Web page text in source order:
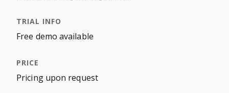
Free demo available
Pricing upon request